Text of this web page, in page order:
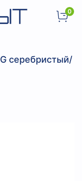
0
серебристый/